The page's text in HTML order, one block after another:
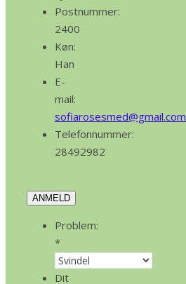
Postnummer:
2400
Køn:
Han
E-
mail:
sofiarosesmed@gmail.com
Telefonnummer:
28492982
ANMELD
Problem:
*
Dit